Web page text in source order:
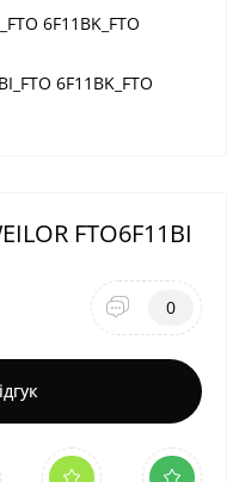
6F11BK_FTO
6F11BK_FTO
FTO6F11BI
0